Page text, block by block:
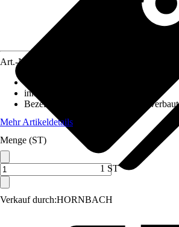
Verkauf durch:HORNBACH
Art.-Nr.
inklusive Leuchtmittel
Bezeichnung Fassung
LED fest verbaut
Mehr Artikeldetails
Menge (ST)
1 ST